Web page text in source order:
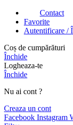
Contact
Favorite
Autentificare /
Coș de cumpărături
Închide
Logheaza-te
Închide
Nu ai cont ?
Creaza un cont
Facebook Instagram